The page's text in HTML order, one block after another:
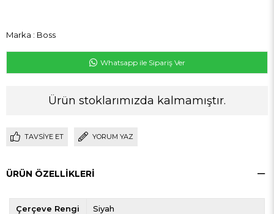
Marka : Boss
Whatsapp ile Sipariş Ver
Ürün stoklarımızda kalmamıştır.
TAVSIYE ET YORUM YAZ
ÜRÜN ÖZELLIKLERI
Çerçeve Rengi Siyah